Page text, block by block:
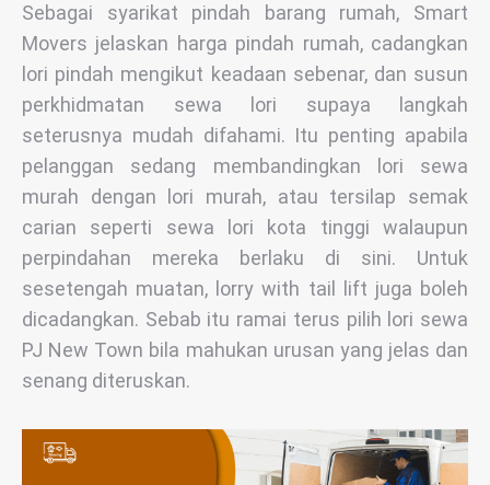
Sebagai syarikat pindah barang rumah, Smart
Movers jelaskan harga pindah rumah, cadangkan
lori pindah mengikut keadaan sebenar, dan susun
perkhidmatan sewa lori supaya langkah
seterusnya mudah difahami. Itu penting apabila
pelanggan sedang membandingkan lori sewa
murah dengan lori murah, atau tersilap semak
carian seperti sewa lori kota tinggi walaupun
perpindahan mereka berlaku di sini. Untuk
sesetengah muatan, lorry with tail lift juga boleh
dicadangkan. Sebab itu ramai terus pilih lori sewa
PJ New Town bila mahukan urusan yang jelas dan
senang diteruskan.